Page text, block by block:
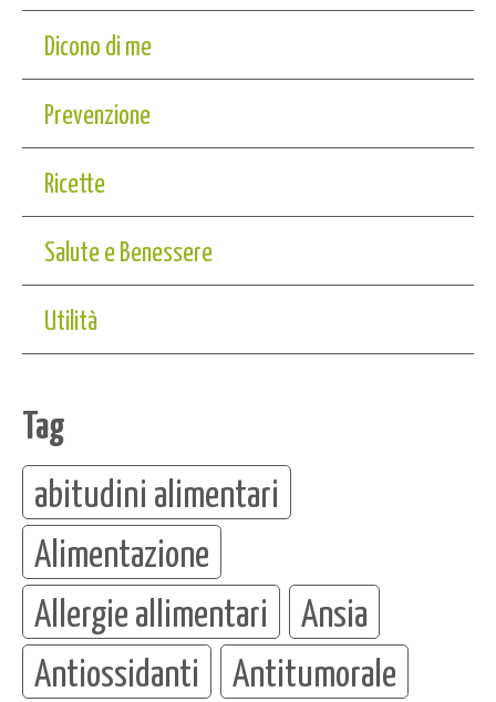
Dicono di me
Prevenzione
Ricette
Salute e Benessere
Utilità
Tag
abitudini alimentari
Alimentazione
Allergie allimentari
Ansia
Antiossidanti
Antitumorale